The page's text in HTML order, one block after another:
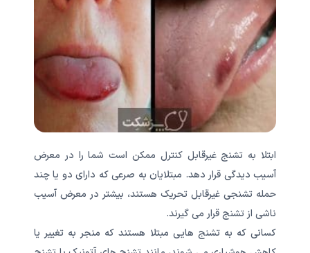
ابتلا به تشنج غیرقابل کنترل ممکن است شما را در معرض
آسیب دیدگی قرار دهد. مبتلایان به صرعی که دارای دو یا چند
حمله تشنجی غیرقابل تحریک هستند، بیشتر در معرض آسیب
ناشی از تشنج قرار می گیرند.
کسانی که به تشنج هایی مبتلا هستند که منجر به تغییر یا